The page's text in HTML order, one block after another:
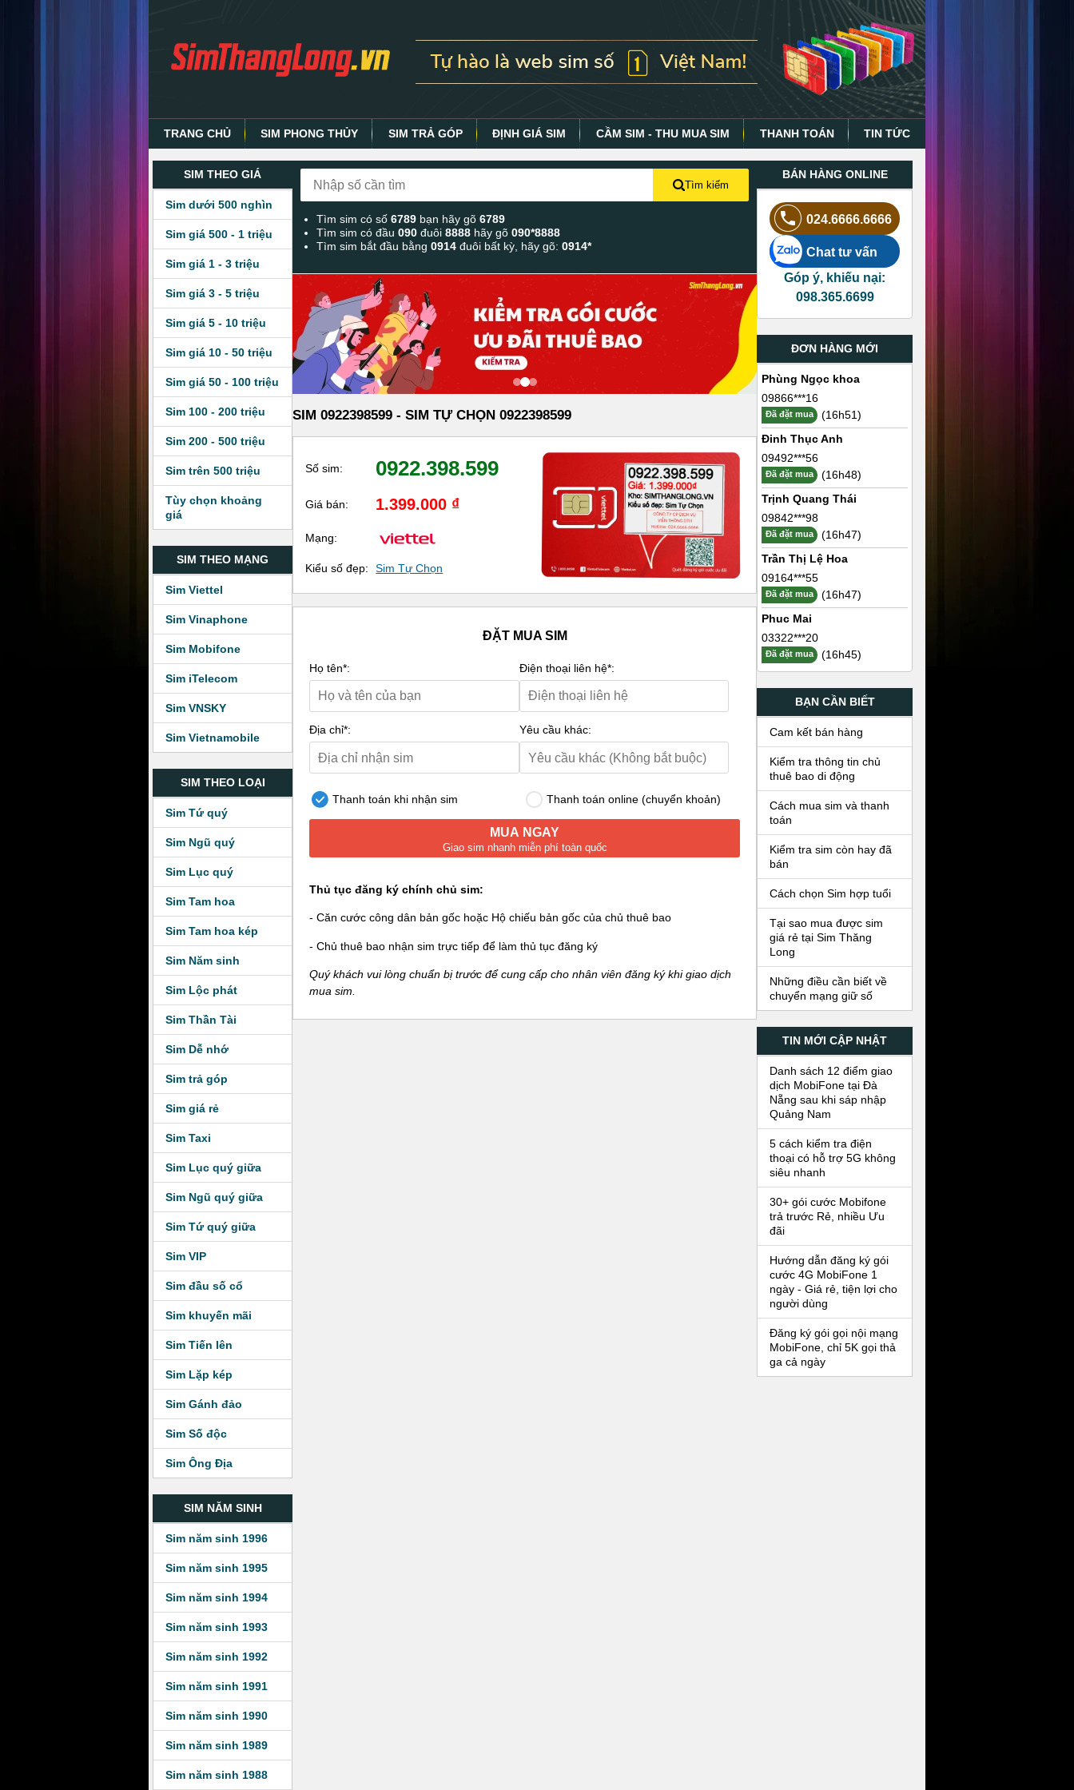
TRANG CHỦ SIM PHONG THỦY SIM TRẢ GÓP ĐỊNH GIÁ SIM CẦM SIM - THU MUA SIM THANH TOÁN TIN TỨC
SIM THEO GIÁ
Sim dưới 500 nghìn
Sim giá 500 - 1 triệu
Sim giá 1 - 3 triệu
Sim giá 3 - 5 triệu
Sim giá 5 - 10 triệu
Sim giá 10 - 50 triệu
Sim giá 50 - 100 triệu
Sim 100 - 200 triệu
Sim 200 - 500 triệu
Sim trên 500 triệu
Tùy chọn khoảng
giá
SIM THEO MẠNG
Sim Viettel
Sim Vinaphone
Sim Mobifone
Sim iTelecom
Sim VNSKY
Sim Vietnamobile
SIM THEO LOẠI
Sim Tứ quý
Sim Ngũ quý
Sim Lục quý
Sim Tam hoa
Sim Tam hoa kép
Sim Năm sinh
Sim Lộc phát
Sim Thần Tài
Sim Dễ nhớ
Sim trả góp
Sim giá rẻ
Sim Taxi
Sim Lục quý giữa
Sim Ngũ quý giữa
Sim Tứ quý giữa
Sim VIP
Sim đầu số cổ
Sim khuyến mãi
Sim Tiến lên
Sim Lặp kép
Sim Gánh đảo
Sim Số độc
Sim Ông Địa
SIM NĂM SINH
Sim năm sinh 1996
Sim năm sinh 1995
Sim năm sinh 1994
Sim năm sinh 1993
Sim năm sinh 1992
Sim năm sinh 1991
Sim năm sinh 1990
Sim năm sinh 1989
Sim năm sinh 1988
Tìm kiếm
Tìm sim có số6789 bạn hãy gõ6789
Tìm sim có đầu090đuôi8888 hãy gõ090*8888
Tìm sim bắt đầu bằng0914 đuôi bất kỳ, hãy gõ:0914*
SIM 0922398599 - SIM TỰ CHỌN 0922398599
Số sim: 0922.398.599
Giá bán: 1.399.000 ₫
Mạng:
Kiểu số đẹp: Sim Tự Chọn
ĐẶT MUA SIM
Họ tên*: Điện thoại liên hệ*:
Địa chỉ*: Yêu cầu khác:
Thanh toán khi nhận sim Thanh toán online (chuyển khoản)
MUA NGAY
Giao sim nhanh miễn phí toàn quốc
Thủ tục đăng ký chính chủ sim:
- Căn cước công dân bản gốc hoặc Hộ chiếu bản gốc của chủ thuê bao
- Chủ thuê bao nhận sim trực tiếp để làm thủ tục đăng ký
Quý khách vui lòng chuẩn bị trước để cung cấp cho nhân viên đăng ký khi giao dịch
mua sim.
BÁN HÀNG ONLINE
024.6666.6666
Chat tư vấn
Góp ý, khiếu nại:
098.365.6699
ĐƠN HÀNG MỚI
Phùng Ngọc khoa
09866***16
Đã đặt mua
(16h51)
Đinh Thục Anh
09492***56
Đã đặt mua
(16h48)
Trịnh Quang Thái
09842***98
Đã đặt mua
(16h47)
Trần Thị Lệ Hoa
09164***55
Đã đặt mua
(16h47)
Phuc Mai
03322***20
Đã đặt mua (16h45)
BẠN CẦN BIẾT
Cam kết bán hàng
Kiểm tra thông tin chủ
thuê bao di động
Cách mua sim và thanh
toán
Kiểm tra sim còn hay đã
bán
Cách chọn Sim hợp tuổi
Tại sao mua được sim
giá rẻ tại Sim Thăng
Long
Những điều cần biết về
chuyển mạng giữ số
TIN MỚI CẬP NHẬT
Danh sách 12 điểm giao
dịch MobiFone tại Đà
Nẵng sau khi sáp nhập
Quảng Nam
5 cách kiểm tra điện
thoại có hỗ trợ 5G không
siêu nhanh
30+ gói cước Mobifone
trả trước Rẻ, nhiều Ưu
đãi
Hướng dẫn đăng ký gói
cước 4G MobiFone 1
ngày - Giá rẻ, tiện lợi cho
người dùng
Đăng ký gói gọi nội mạng
MobiFone, chỉ 5K gọi thả
ga cả ngày